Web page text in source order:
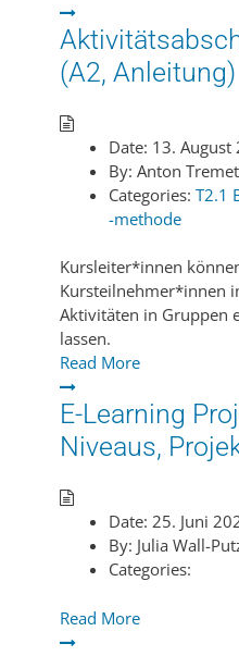
(A2, Anleitung)
Date: 13. August
By: Anton
Categories: T2.1
-methode
Kursleiter*innen
Kursteilnehmer*innen
Aktivitäten in Gruppen
lassen.
Read More
E-Learning
Niveaus,
Date: 25. Juni
By: Julia Wall-
Categories:
Read More